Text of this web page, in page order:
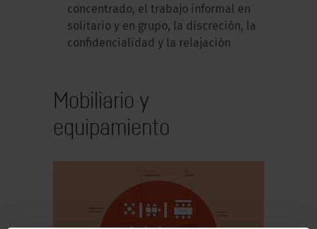
concentrado, el trabajo informal en
solitario y en grupo, la discreción, la
confidencialidad y la relajación
Mobiliario y
equipamiento